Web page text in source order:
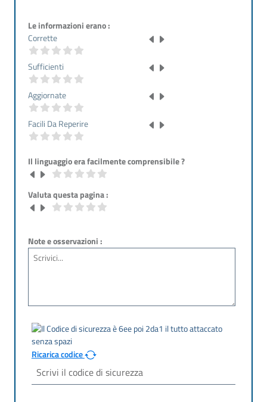
Le informazioni erano :
Corrette
Sufficienti
Aggiornate
Facili Da Reperire
Il linguaggio era facilmente comprensibile ?
Valuta questa pagina :
Note e osservazioni :
Ricarica codice